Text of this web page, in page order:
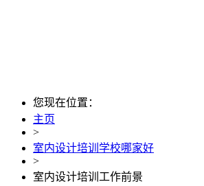
您现在位置：
主页
>
室内设计培训学校哪家好
>
室内设计培训工作前景